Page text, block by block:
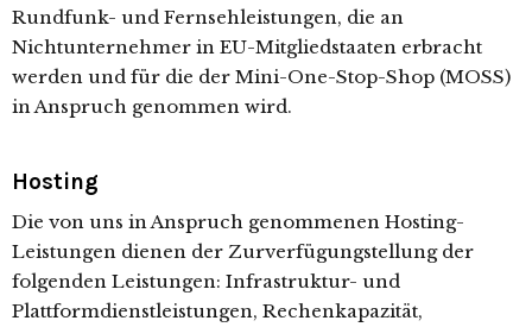
Rundfunk- und Fernsehleistungen, die an
Nichtunternehmer in EU-Mitgliedstaaten erbracht
werden und für die der Mini-One-Stop-Shop (MOSS)
in Anspruch genommen wird.
Hosting
Die von uns in Anspruch genommenen Hosting-
Leistungen dienen der Zurverfügungstellung der
folgenden Leistungen: Infrastruktur- und
Plattformdienstleistungen, Rechenkapazität,